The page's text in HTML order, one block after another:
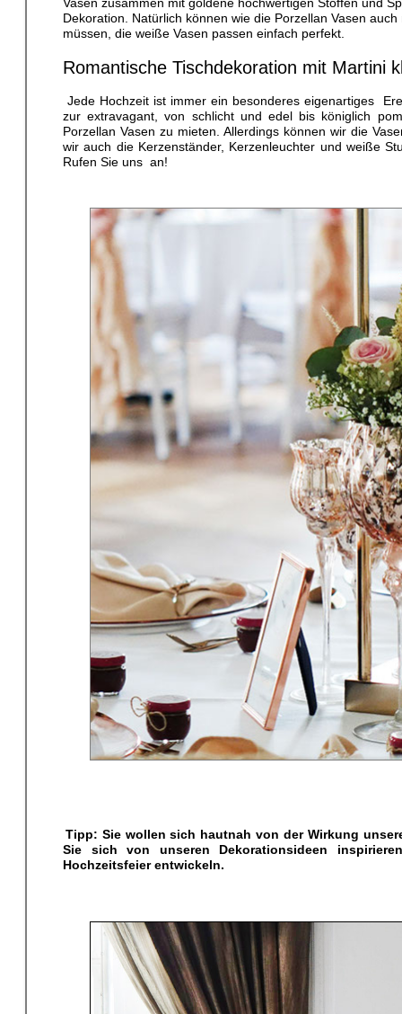
Dekoration. Natürlich können wie die Porzellan Vasen
müssen, die weiße Vasen passen einfach perfekt.
Romantische Tischdekoration mit Martini
Jede Hochzeit ist immer ein besonderes eigenartiges
zur extravagant, von schlicht und edel bis königlich
Porzellan Vasen zu mieten. Allerdings können wir die
wir auch die Kerzenständer, Kerzenleuchter und weiße
Rufen Sie uns an!
Tipp: Sie wollen sich hautnah von der Wirkung
Sie sich von unseren Dekorationsideen
Hochzeitsfeier entwickeln.